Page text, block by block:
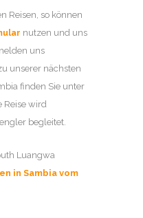
Reisen, so können
nutzen und uns
uns
unserer nächsten
finden Sie unter
Reise wird
begleitet.
Luangwa
in Sambia vom